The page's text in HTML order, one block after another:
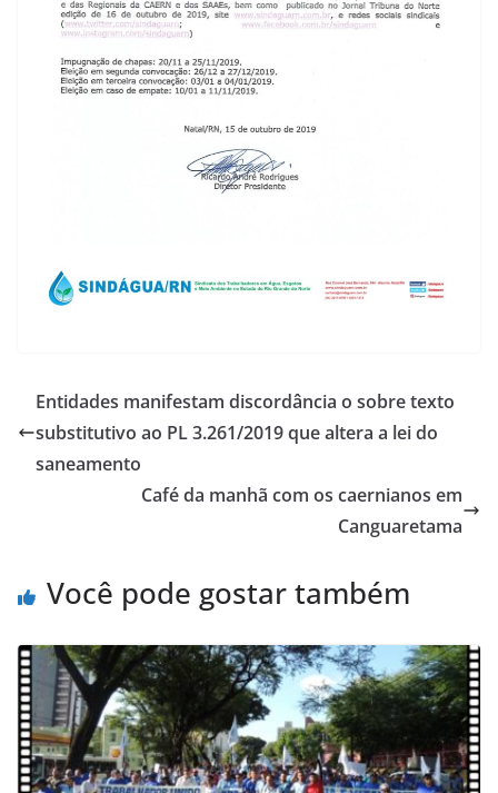
Entidades manifestam discordância o sobre texto
substitutivo ao PL 3.261/2019 que altera a lei do
saneamento
Café da manhã com os caernianos em
Canguaretama
Você pode gostar também